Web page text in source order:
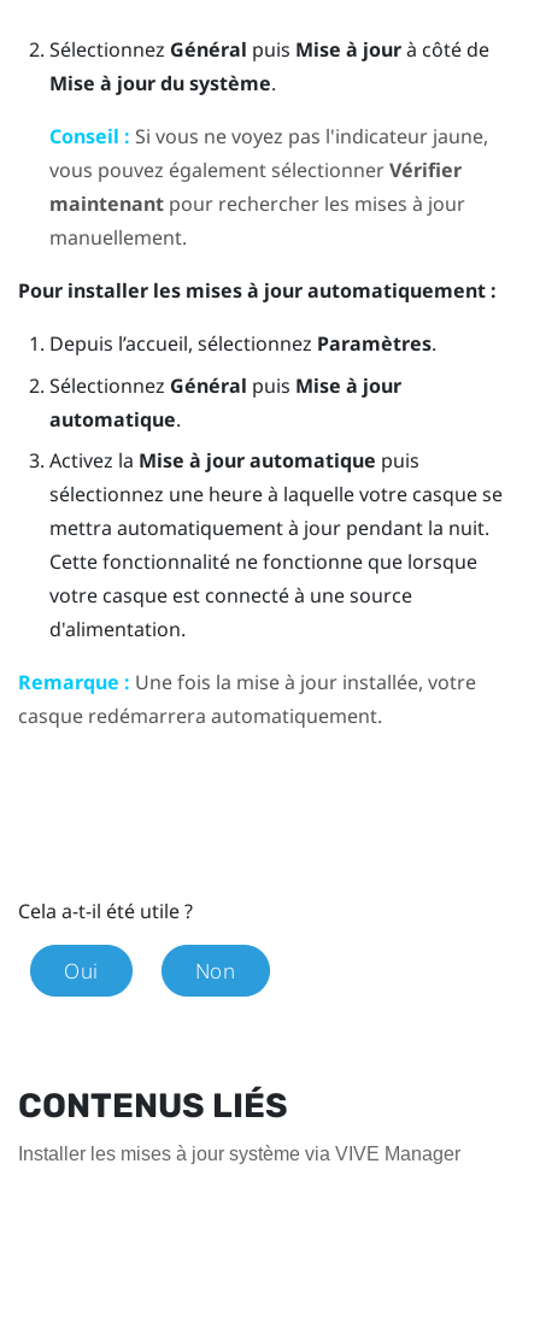
Sélectionnez Général puis Mise à jourà côté de
Mise à jour du système.
Conseil : Si vous ne voyez pas l'indicateur jaune,
vous pouvez également sélectionnerVérifier
maintenantpour rechercher les mises à jour
manuellement.
Pour installer les mises à jour automatiquement :
Depuis l’accueil, sélectionnez Paramètres.
Sélectionnez Général puis Mise à jour
automatique.
Activez la Mise à jour automatique puis
sélectionnez une heure à laquelle votre casque se
mettra automatiquement à jour pendant la nuit.
Cette fonctionnalité ne fonctionne que lorsque
votre casque est connecté à une source
d'alimentation.
Remarque : Une fois la mise à jour installée, votre
casque redémarrera automatiquement.
Cela a-t-il été utile ?
Oui Non
CONTENUS LIÉS
Installer les mises à jour système via VIVE Manager